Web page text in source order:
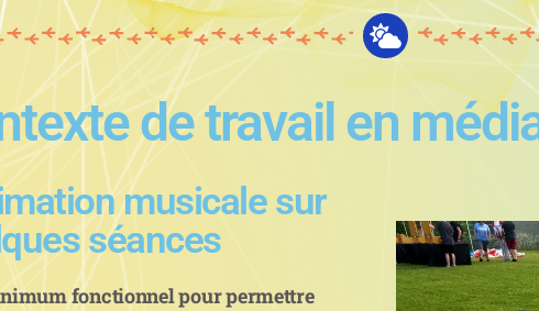
de travail en
musicale sur
séances
fonctionnel pour permettre